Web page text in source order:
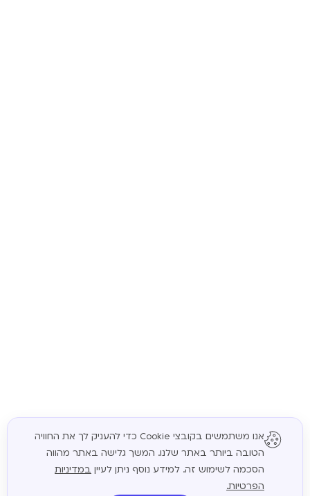
המשך
אנו משתמשים בקובצי Cookie כדי להעניק לך את החוויה
הטובה ביותר באתר שלנו. המשך גלישה באתר מהווה
הסכמה לשימוש זה. למידע נוסף ניתן לעיין במדיניות
הפרטיות.